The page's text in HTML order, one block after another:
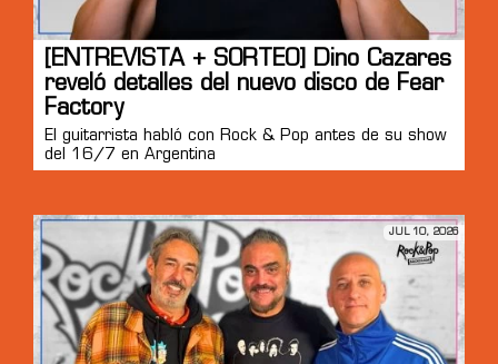
[ENTREVISTA + SORTEO] Dino Cazares
reveló detalles del nuevo disco de Fear
Factory
El guitarrista habló con Rock & Pop antes de su show
del 16/7 en Argentina
JUL 10, 2026